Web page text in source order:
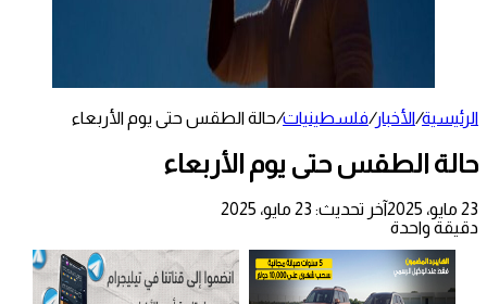
الرئيسية/الأخبار/فلسطينيات/حالة الطقس حتى يوم الأربعاء
حالة الطقس حتى يوم الأربعاء
23 مايو، 2025
آخر تحديث: 23 مايو، 2025
دقيقة واحدة